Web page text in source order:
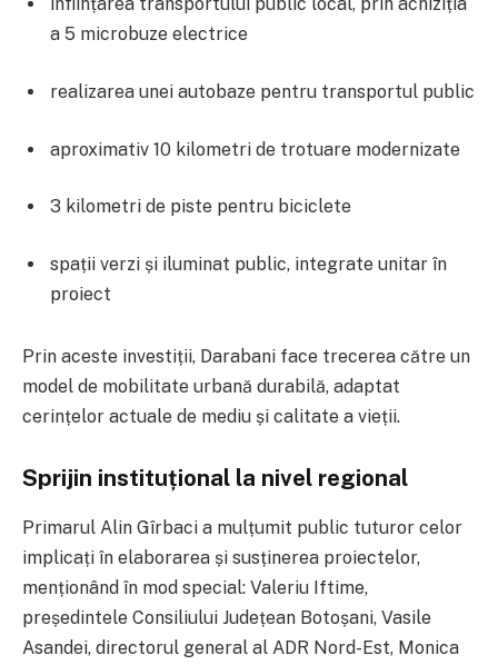
a 5 microbuze electrice
realizarea unei autobaze pentru transportul public
aproximativ 10 kilometri de trotuare modernizate
3 kilometri de piste pentru biciclete
spații verzi și iluminat public, integrate unitar în
proiect
Prin aceste investiții, Darabani face trecerea către un
model de mobilitate urbană durabilă, adaptat
cerințelor actuale de mediu și calitate a vieții.
Sprijin instituțional la nivel regional
Primarul Alin Gîrbaci a mulțumit public tuturor celor
implicați în elaborarea și susținerea proiectelor,
menționând în mod special: Valeriu Iftime,
președintele Consiliului Județean Botoșani, Vasile
Asandei, directorul general al ADR Nord-Est, Monica